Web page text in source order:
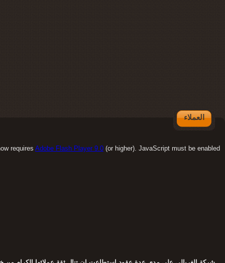
العملاء
requires Adobe Flash Player 9.0 (or higher). JavaScript must be enabled.